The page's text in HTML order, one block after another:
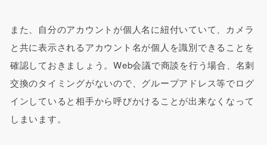
また、自分のアカウントが個人名に紐付いていて、カメラ
と共に表示されるアカウント名が個人を識別できることを
確認しておきましょう。Web会議で商談を行う場合、名刺
交換のタイミングがないので、グループアドレス等でログ
インしていると相手から呼びかけることが出来なくなって
しまいます。